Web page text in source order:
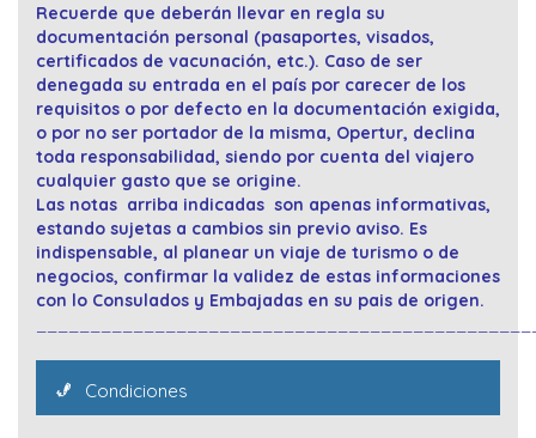
Recuerde que deberán llevar en regla su
documentación personal (pasaportes, visados,
certificados de vacunación, etc.). Caso de ser
denegada su entrada en el país por carecer de los
requisitos o por defecto en la documentación exigida,
o por no ser portador de la misma, Opertur, declina
toda responsabilidad, siendo por cuenta del viajero
cualquier gasto que se origine.
Las notas arriba indicadas son apenas informativas,
estando sujetas a cambios sin previo aviso. Es
indispensable, al planear un viaje de turismo o de
negocios, confirmar la validez de estas informaciones
con lo Consulados y Embajadas en su pais de origen.
Condiciones